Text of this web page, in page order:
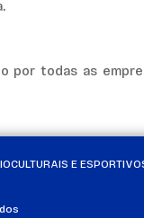
todas as
E